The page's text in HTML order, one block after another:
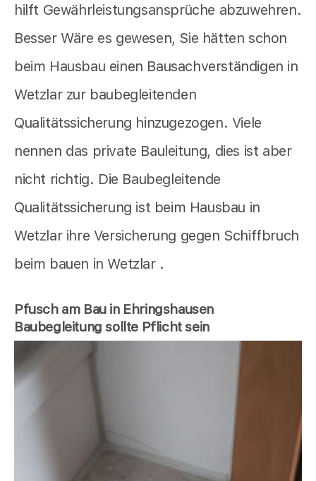
hilft Gewährleistungsansprüche abzuwehren.
Besser Wäre es gewesen, Sie hätten schon
beim Hausbau einen Bausachverständigen in
Wetzlar zur baubegleitenden
Qualitätssicherung hinzugezogen. Viele
nennen das private Bauleitung, dies ist aber
nicht richtig. Die Baubegleitende
Qualitätssicherung ist beim Hausbau in
Wetzlar ihre Versicherung gegen Schiffbruch
beim bauen in Wetzlar .
Pfusch am Bau in Ehringshausen
Baubegleitung sollte Pflicht sein